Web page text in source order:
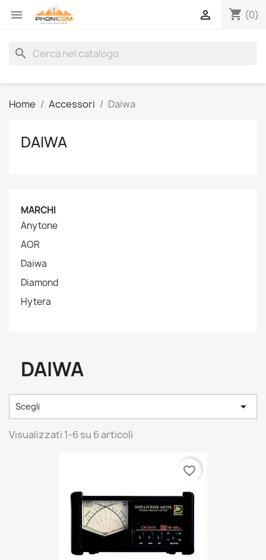
 shopping_cart (0)

search
Home Accessori Daiwa
DAIWA
MARCHI
Anytone
AOR
Daiwa
Diamond
Hytera
DAIWA
Scegli 
Visualizzati 1-6 su 6 articoli
favorite_border